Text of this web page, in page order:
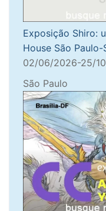
Exposição Shiro:
House São Paulo-
02/06/2026-25/
São Paulo